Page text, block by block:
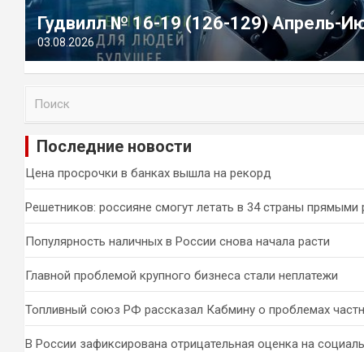
Гудвилл № 16-19 (126-129) Апрель-
03.08.2026
и
Последние новости
Цена просрочки в банках вышла на рекорд
Решетников: россияне смогут летать в 34 страны прямыми
Популярность наличных в России снова начала расти
Главной проблемой крупного бизнеса стали неплатежи
Топливный союз РФ рассказал Кабмину о проблемах
В России зафиксирована отрицательная оценка на